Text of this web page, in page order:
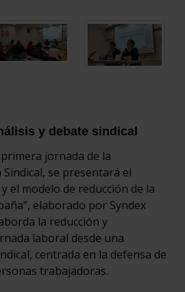
y debate sindical
jornada de la
se presentará el
el modelo de reducción de la
elaborado por Syndex
la reducción y
laboral desde una
centrada en la defensa de
trabajadoras.